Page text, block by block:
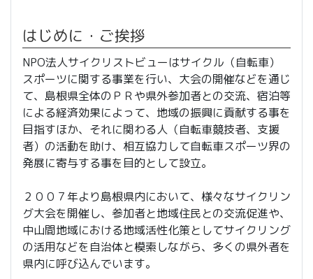
はじめに・ご挨拶
NPO法人サイクリストビューはサイクル（自転車）
スポーツに関する事業を行い、大会の開催などを通じ
て、島根県全体のＰＲや県外参加者との交流、宿泊等
による経済効果によって、地域の振興に貢献する事を
目指すほか、それに関わる人（自転車競技者、支援
者）の活動を助け、相互協力して自転車スポーツ界の
発展に寄与する事を目的として設立。
２００７年より島根県内において、様々なサイクリン
グ大会を開催し、参加者と地域住民との交流促進や、
中山間地域における地域活性化策としてサイクリング
の活用などを自治体と模索しながら、多くの県外者を
県内に呼び込んでいます。